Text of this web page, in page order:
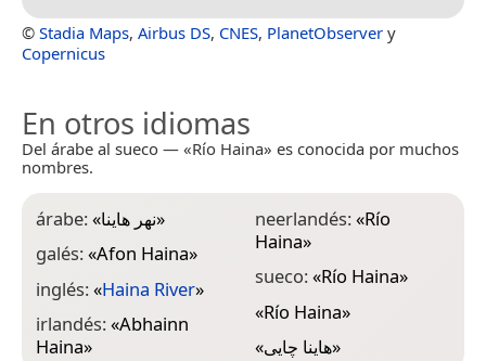
© Stadia Maps, Airbus DS, CNES, PlanetObserver y
Copernicus
En otros idiomas
Del árabe al sueco — «Río Haina» es conocida por muchos
nombres.
árabe:«نهر هاينا»
galés:«Afon Haina»
inglés:«Haina River»
irlandés:«Abhainn
Haina»
neerlandés:«Río
Haina»
sueco:«Río Haina»
«Río Haina»
«هاینا چایی»